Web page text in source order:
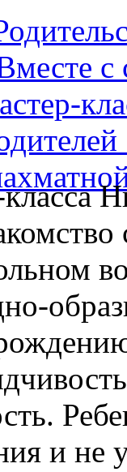
и не